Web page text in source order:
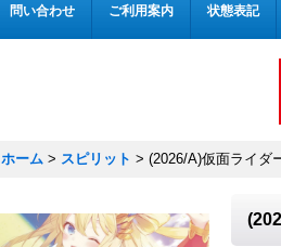
問い合わせ ご利用案内 状態表記
ホーム > スピリット > (2026/A)仮面ライダ